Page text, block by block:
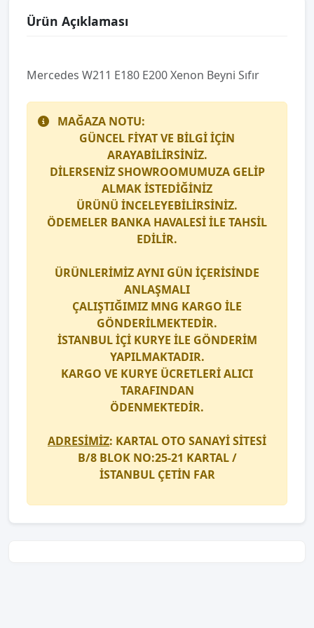
Ürün Açıklaması
Mercedes W211 E180 E200 Xenon Beyni Sıfır
MAĞAZA NOTU:
GÜNCEL FİYAT VE BİLGİ İÇİN
ARAYABİLİRSİNİZ.
DİLERSENİZ SHOWROOMUMUZA GELİP
ALMAK İSTEDİĞİNİZ
ÜRÜNÜ İNCELEYEBİLİRSİNİZ.
ÖDEMELER BANKA HAVALESİ İLE TAHSİL
EDİLİR.
ÜRÜNLERİMİZ AYNI GÜN İÇERİSİNDE
ANLAŞMALI
ÇALIŞTIĞIMIZ MNG KARGO İLE
GÖNDERİLMEKTEDİR.
İSTANBUL İÇİ KURYE İLE GÖNDERİM
YAPILMAKTADIR.
KARGO VE KURYE ÜCRETLERİ ALICI
TARAFINDAN
ÖDENMEKTEDİR.
ADRESİMİZ: KARTAL OTO SANAYİ SİTESİ
B/8 BLOK NO:25-21 KARTAL /
İSTANBUL ÇETİN FAR